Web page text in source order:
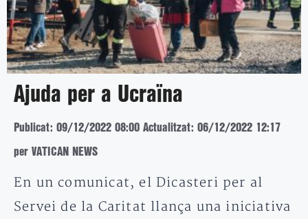
Ajuda per a Ucraïna
Publicat: 09/12/2022 08:00 Actualitzat: 06/12/2022 12:17
per VATICAN NEWS
En un comunicat, el Dicasteri per al
Servei de la Caritat llança una iniciativa